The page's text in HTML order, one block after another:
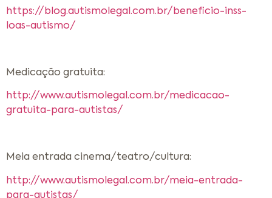
https://blog.autismolegal.com.br/beneficio-inss-
loas-autismo/
Medicação gratuita:
http://www.autismolegal.com.br/medicacao-
gratuita-para-autistas/
Meia entrada cinema/teatro/cultura:
http://www.autismolegal.com.br/meia-entrada-
para-autistas/